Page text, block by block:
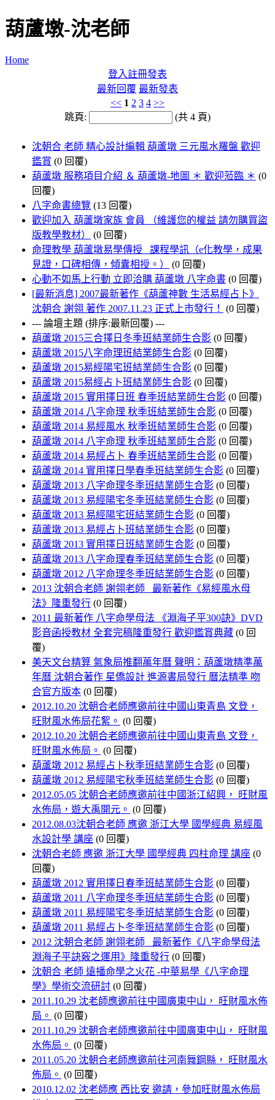
葫蘆墩-沈老師
Home
登入註冊發表
最新回覆 最新發表
<< 1 2 3 4 >>
跳頁:
(共 4 頁)
沈朝合 老師 精心設計編輯 葫蘆墩 三元風水羅盤 歡迎
鑑賞 (0 回覆)
葫蘆墩 服務項目介紹 ＆ 葫蘆墩-地圖 ＊ 歡迎蒞臨 ＊ (0
回覆)
八字命書總覽 (13 回覆)
歡迎加入 葫蘆墩家族 會員 （維護您的權益 請勿購買盜
版教學教材）
(0 回覆)
命理教學 葫蘆墩易學傳授 課程學訊（e化教學，成果
見證，口碑相傳，傾囊相授。）
(0 回覆)
心動不如馬上行動 立即洽購 葫蘆墩 八字命書 (0 回覆)
[最新消息] 2007最新著作《葫蘆神數 生活易經占卜》
沈朝合 謝翎 著作 2007.11.23 正式上市發行！
(0 回覆)
--- 論壇主題 (排序:最新回覆) ---
葫蘆墩 2015三合擇日冬季班結業師生合影 (0 回覆)
葫蘆墩 2015八字命理班結業師生合影 (0 回覆)
葫蘆墩 2015易經陽宅班結業師生合影 (0 回覆)
葫蘆墩 2015易經占卜班結業師生合影 (0 回覆)
葫蘆墩 2015 實用擇日班 春季班結業師生合影 (0 回覆)
葫蘆墩 2014 八字命理 秋季班結業師生合影 (0 回覆)
葫蘆墩 2014 易經風水 秋季班結業師生合影 (0 回覆)
葫蘆墩 2014 八字命理 秋季班結業師生合影 (0 回覆)
葫蘆墩 2014 易經占卜 春季班結業師生合影 (0 回覆)
葫蘆墩 2014 實用擇日學春季班結業師生合影 (0 回覆)
葫蘆墩 2013 八字命理冬季班結業師生合影 (0 回覆)
葫蘆墩 2013 易經陽宅冬季班結業師生合影 (0 回覆)
葫蘆墩 2013 易經陽宅班結業師生合影 (0 回覆)
葫蘆墩 2013 易經占卜班結業師生合影 (0 回覆)
葫蘆墩 2013 實用擇日班結業師生合影 (0 回覆)
葫蘆墩 2013 八字命理春季班結業師生合影 (0 回覆)
葫蘆墩 2012 八字命理冬季班結業師生合影 (0 回覆)
2013 沈朝合老師 謝翎老師 最新著作《易經風水母
法》隆重發行 (0 回覆)
2011 最新著作 八字命學母法 《淵海子平300訣》DVD
影音函授教材 全套完稿隆重發行 歡迎鑑賞典藏 (0 回
覆)
美天文台精算 氣象局推翻萬年曆 聲明：葫蘆墩精準萬
年曆 沈朝合著作 星僑設計 進源書局發行 曆法精準 吻
合官方版本 (0 回覆)
2012.10.20 沈朝合老師應邀前往中國山東青島 文登，
旺財風水佈局花絮。 (0 回覆)
2012.10.20 沈朝合老師應邀前往中國山東青島 文登，
旺財風水佈局。 (0 回覆)
葫蘆墩 2012 易經占卜秋季班結業師生合影 (0 回覆)
葫蘆墩 2012 易經陽宅秋季班結業師生合影 (0 回覆)
2012.05.05 沈朝合老師應邀前往中國浙江紹興， 旺財風
水佈局，遊大禹開元。 (0 回覆)
2012.08.03沈朝合老師 應邀 浙江大學 國學經典 易經風
水設計學 講座 (0 回覆)
沈朝合老師 應邀 浙江大學 國學經典 四柱命理 講座 (0
回覆)
葫蘆墩 2012 實用擇日春季班結業師生合影 (0 回覆)
葫蘆墩 2011 八字命理冬季班結業師生合影 (0 回覆)
葫蘆墩 2011 易經陽宅冬季班結業師生合影 (0 回覆)
葫蘆墩 2011 易經占卜冬季班結業師生合影 (0 回覆)
2012 沈朝合老師 謝翎老師 最新著作《八字命學母法
淵海子平訣竅之運用》隆重發行 (0 回覆)
沈朝合 老師 遠播命學之火花 -中華易學《八字命理
學》學術交流研討 (0 回覆)
2011.10.29 沈老師應邀前往中國廣東中山， 旺財風水佈
局。 (0 回覆)
2011.10.29 沈朝合老師應邀前往中國廣東中山， 旺財風
水佈局。 (0 回覆)
2011.05.20 沈朝合老師應邀前往河南舞鋼縣， 旺財風水
佈局。 (0 回覆)
2010.12.02 沈老師應 西比安 邀請，參加旺財風水佈局